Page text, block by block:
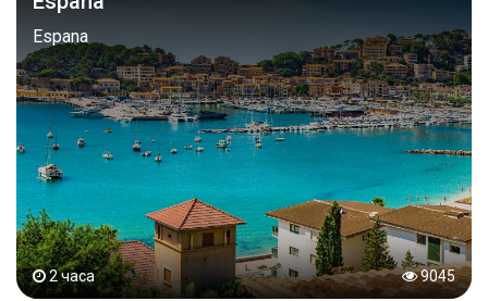
2 часа 9045
Espana